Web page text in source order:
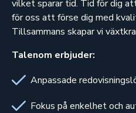
vilket sparar tid. Tid för dig
för oss att förse dig med
Tillsammans skapar vi
Talenom erbjuder:
Anpassade
Fokus på enkelhet och